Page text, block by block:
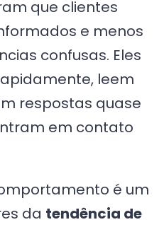
que clientes
e menos
confusas. Eles
leem
respostas quase
em contato
é um
da tendência de